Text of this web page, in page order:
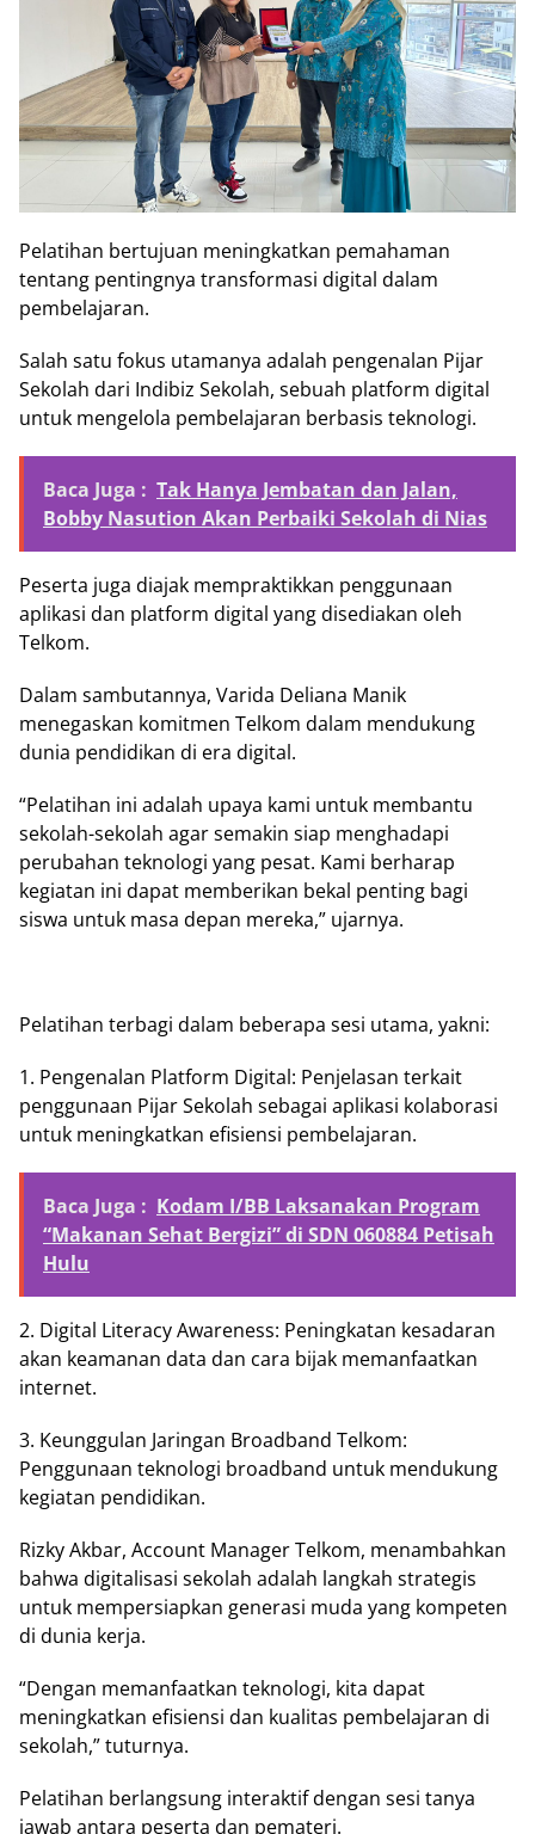
Pelatihan bertujuan meningkatkan pemahaman
tentang pentingnya transformasi digital dalam
pembelajaran.
Salah satu fokus utamanya adalah pengenalan Pijar
Sekolah dari Indibiz Sekolah, sebuah platform digital
untuk mengelola pembelajaran berbasis teknologi.
Baca Juga : Tak Hanya Jembatan dan Jalan,
Bobby Nasution Akan Perbaiki Sekolah di Nias
Peserta juga diajak mempraktikkan penggunaan
aplikasi dan platform digital yang disediakan oleh
Telkom.
Dalam sambutannya, Varida Deliana Manik
menegaskan komitmen Telkom dalam mendukung
dunia pendidikan di era digital.
“Pelatihan ini adalah upaya kami untuk membantu
sekolah-sekolah agar semakin siap menghadapi
perubahan teknologi yang pesat. Kami berharap
kegiatan ini dapat memberikan bekal penting bagi
siswa untuk masa depan mereka,” ujarnya.
Pelatihan terbagi dalam beberapa sesi utama, yakni:
1. Pengenalan Platform Digital: Penjelasan terkait
penggunaan Pijar Sekolah sebagai aplikasi kolaborasi
untuk meningkatkan efisiensi pembelajaran.
Baca Juga : Kodam I/BB Laksanakan Program
“Makanan Sehat Bergizi” di SDN 060884 Petisah
Hulu
2. Digital Literacy Awareness: Peningkatan kesadaran
akan keamanan data dan cara bijak memanfaatkan
internet.
3. Keunggulan Jaringan Broadband Telkom:
Penggunaan teknologi broadband untuk mendukung
kegiatan pendidikan.
Rizky Akbar, Account Manager Telkom, menambahkan
bahwa digitalisasi sekolah adalah langkah strategis
untuk mempersiapkan generasi muda yang kompeten
di dunia kerja.
“Dengan memanfaatkan teknologi, kita dapat
meningkatkan efisiensi dan kualitas pembelajaran di
sekolah,” tuturnya.
Pelatihan berlangsung interaktif dengan sesi tanya
jawab antara peserta dan pemateri.